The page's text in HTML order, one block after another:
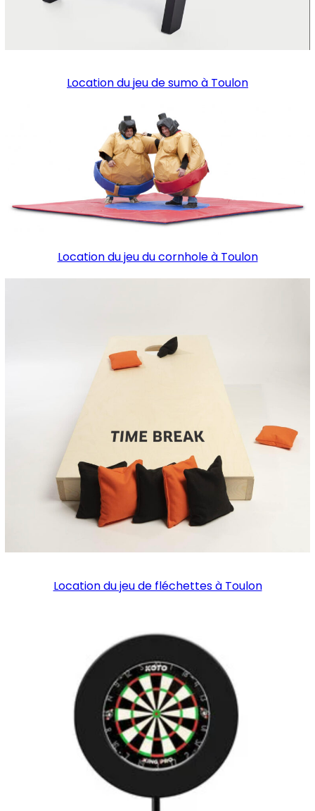
Location du jeu de sumo à Toulon
Location du jeu du cornhole à Toulon
Location du jeu de fléchettes à Toulon